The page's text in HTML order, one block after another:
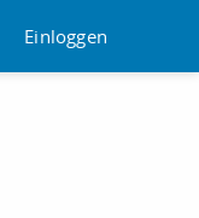
Einloggen